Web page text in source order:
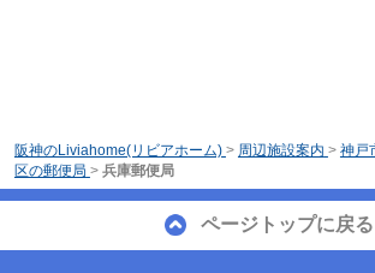
阪神のLiviahome(リビアホーム) > 周辺施設案内 > 神戸
区の郵便局 > 兵庫郵便局
ページトップに戻る